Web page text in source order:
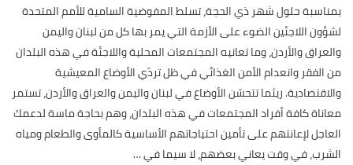
بمناسبة حلول شهر ذي الحجة، تسلط المفوضية السامية للأمم المتحدة
لشؤون اللاجئين الضوء على الأزمة التي يمر بها كل من لبنان واليمن
والعراق والأردن، وما تعانيه المجتمعات المحلية واللاجئة في هذه البلدان
من الفقر وانعدام الأمن الغذائي في ظل تردّي الأوضاع المعيشية
والاقتصادية. ريثما تتحسّن الأوضاع في لبنان واليمن والعراق والأردن، تستمر
معاناة كافة أفراد المجتمعات في هذه البلدان، وهم بحاجة ماسة لدعمك
العاجل لإعانتهم على تأمين احتياجاتهم الأساسية كالمأوى والطعام ومياه
الشرب، في وقت يعاني بعضهم، لا سيما في…